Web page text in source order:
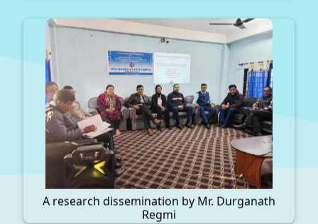
A research dissemination by Mr. Durganath
Regmi